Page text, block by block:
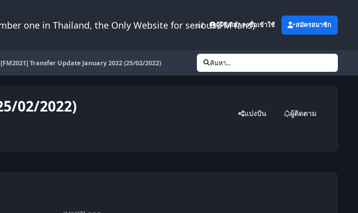
one in Thailand, the Only Website for serious FM fans)
เพิ่มเติม ผู้ใช้เดิม? ลงชื่อเข้าใช้ สมัครสมาชิก
[FM2021] Transfer Update January 2022 (25/02/2022) ค้นหา...
02/2022) แบ่งปัน ผู้ติดตาม